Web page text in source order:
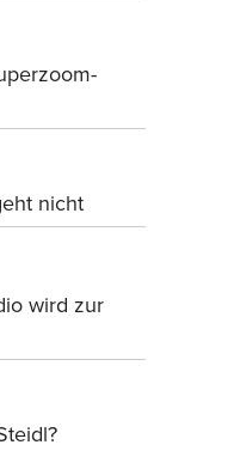
nicht
wird zur